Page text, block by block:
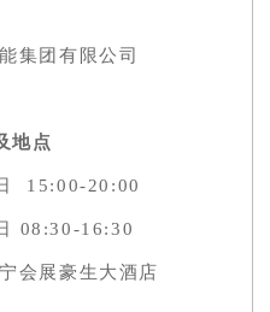
集团有限公司
地点
15:00-20:00
08:30-16:30
会展豪生大酒店